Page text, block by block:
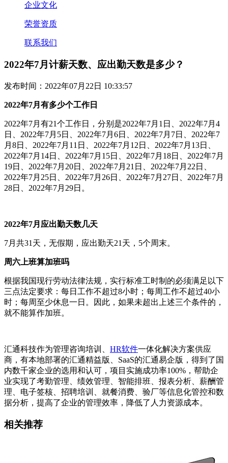
企业文化
荣誉资质
联系我们
2022年7月计薪天数、应出勤天数是多少？
发布时间：2022年07月22日 10:33:57
2022年7月有多少个工作日
2022年7月有21个工作日，分别是2022年7月1日、2022年7月4
日、2022年7月5日、2022年7月6日、2022年7月7日、2022年7
月8日、2022年7月11日、2022年7月12日、2022年7月13日、
2022年7月14日、2022年7月15日、2022年7月18日、2022年7月
19日、2022年7月20日、2022年7月21日、2022年7月22日、
2022年7月25日、2022年7月26日、2022年7月27日、2022年7月
28日、2022年7月29日。
2022年7月应出勤天数几天
7月共31天，无假期，应出勤天21天，5个周末。
周六上班算加班吗
根据我国现行劳动法律法规，实行标准工时制的必须满足以下
三点法定要求：每日工作不超过8小时；每周工作不超过40小
时；每周至少休息一日。因此，如果未超出上述三个条件的，
就不能算作加班。
汇通科技作为管理咨询培训、 HR软件一体化解决方案供应
商，有本地部署的汇通精益版、SaaS的汇通易企版，得到了国
内数千家企业的选用和认可，项目实施成功率100%，帮助企
业实现了考勤管理、绩效管理、智能排班、报表分析、薪酬管
理、电子签核、招聘培训、就餐消费、验厂等信息化管控和数
据分析，提高了企业的管理效率，降低了人力资源成本。
相关推荐